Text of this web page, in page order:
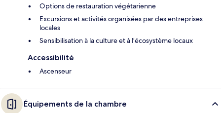
Options de restauration végétarienne
Excursions et activités organisées par des entreprises
locales
Sensibilisation à la culture et à l’écosystème locaux
Accessibilité
Ascenseur
Équipements de la chambre